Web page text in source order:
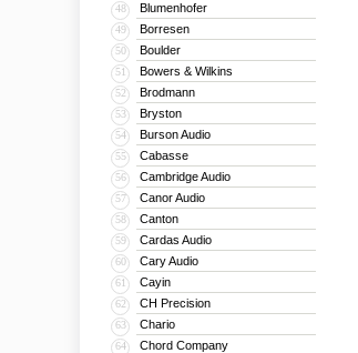
48 Blumenhofer
49 Borresen
50 Boulder
51 Bowers & Wilkins
52 Brodmann
53 Bryston
54 Burson Audio
55 Cabasse
56 Cambridge Audio
57 Canor Audio
58 Canton
59 Cardas Audio
60 Cary Audio
61 Cayin
62 CH Precision
63 Chario
64 Chord Company